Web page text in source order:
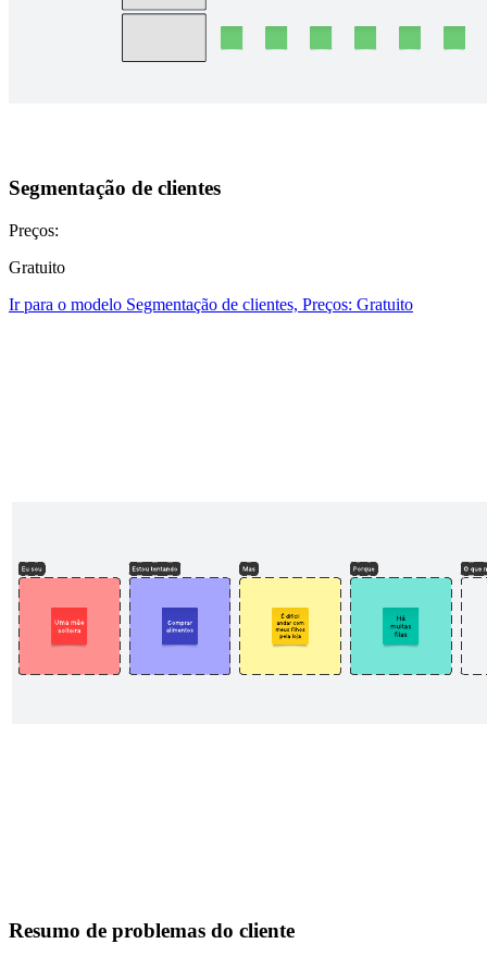
Segmentação de clientes
Preços:
Gratuito
Ir para o modelo Segmentação de clientes, Preços: Gratuito
Resumo de problemas do cliente